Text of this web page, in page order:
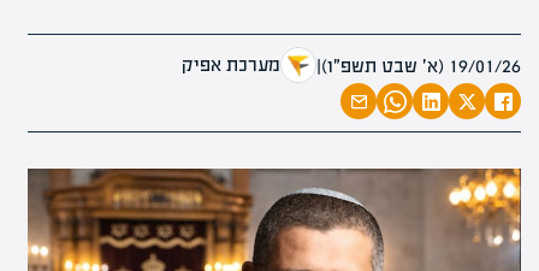
19/01/26 (א׳ שבט תשפ״ו) | מערכת אפיק